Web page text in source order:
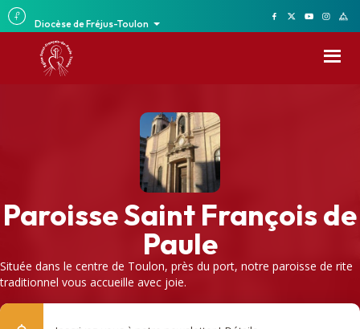
Diocèse de Fréjus-Toulon
Paroisse Saint François de
Paule
Située dans le centre de Toulon, près du port, notre paroisse de rite
traditionnel vous accueille avec joie.